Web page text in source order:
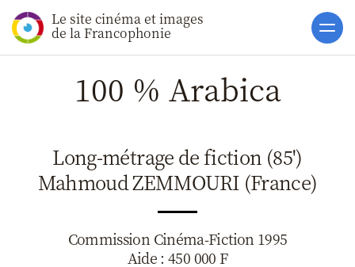
Le site cinéma et images
de la Francophonie Accueil
Actualités
Soutiens
Catalogue
Clap ACP
Boites à
Accès pro
100 % Arabica
Long-métrage de fiction (85')
Mahmoud ZEMMOURI (France)
Commission Cinéma-Fiction 1995
Aide : 450 000 F